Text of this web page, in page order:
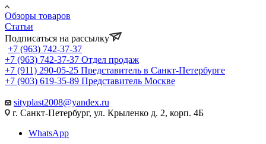
Обзоры товаров
Статьи
Подписаться на рассылку
+7 (963) 742-37-37
+7 (963) 742-37-37 Отдел продаж
+7 (911) 290-05-25 Представитель в Санкт-Петербурге
+7 (903) 619-35-89 Представитель Москве
sityplast2008@yandex.ru
г. Санкт-Петербург, ул. Крыленко д. 2, корп. 4Б
WhatsApp